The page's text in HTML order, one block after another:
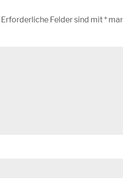
Erforderliche Felder sind mit*